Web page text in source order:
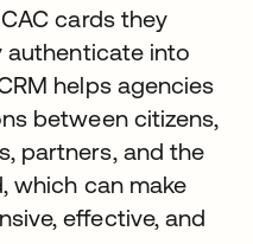
cards they
authenticate into
helps agencies
between citizens,
partners, and the
which can make
effective, and